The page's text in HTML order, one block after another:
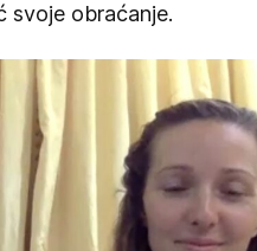
svoje obraćanje.